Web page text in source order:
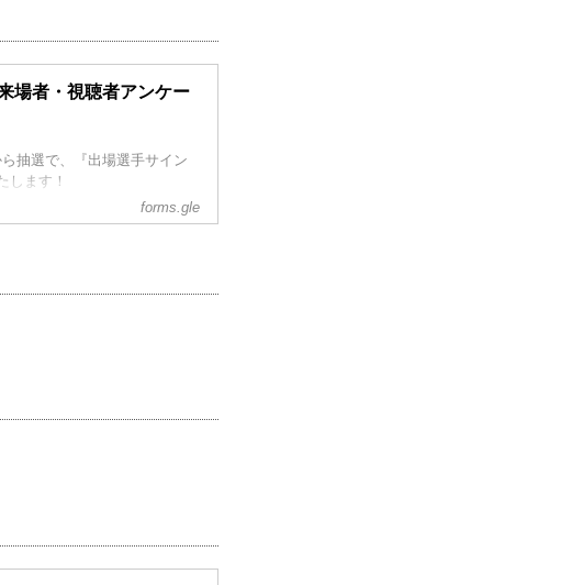
場者・視聴者アンケー
抽選で、『出場選手サイン
します！
forms.gle